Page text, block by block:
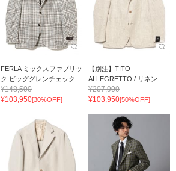
FERLA ミックスファブリッ
ク ビッググレンチェック...
¥148,500
¥103,950[30%OFF]
【別注】TITO
ALLEGRETTO / リネン...
¥207,900
¥103,950[50%OFF]